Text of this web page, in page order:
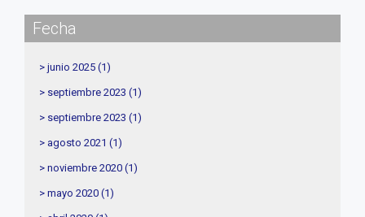
Fecha
> junio 2025 (1)
> septiembre 2023 (1)
> septiembre 2023 (1)
> agosto 2021 (1)
> noviembre 2020 (1)
> mayo 2020 (1)